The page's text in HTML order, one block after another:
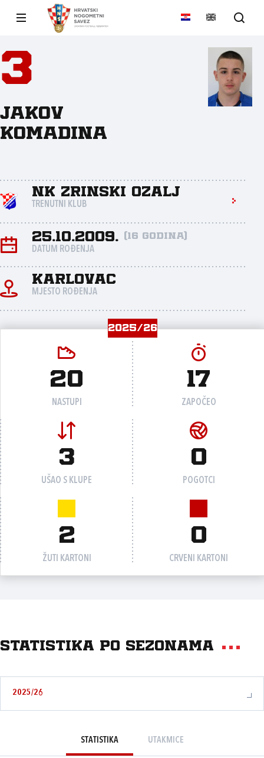
3
Jakov
Komadina
NK Zrinski Ozalj
TRENUTNI KLUB
25.10.2009. (16 godina)
DATUM ROĐENJA
Karlovac
MJESTO ROĐENJA
2025/26
20
NASTUPI
17
ZAPOČEO
3
UŠAO S KLUPE
0
POGOTCI
2
ŽUTI KARTONI
0
CRVENI KARTONI
Statistika po sezonama
2025/26
STATISTIKA UTAKMICE